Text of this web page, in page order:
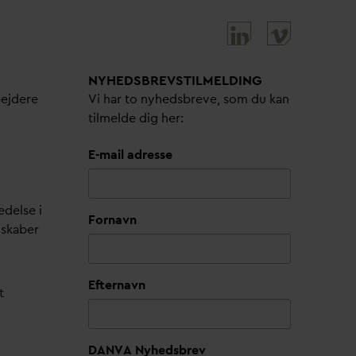
i
NYHEDSBREVS­TILMELDING
Vi har to nyhedsbreve, som du kan
tilmelde dig her:
E-mail adresse
Fornavn
Efternavn
DANVA Nyhedsbrev